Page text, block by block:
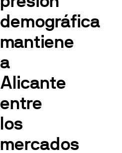
demográfica
mantiene
a
Alicante
entre
los
mercados